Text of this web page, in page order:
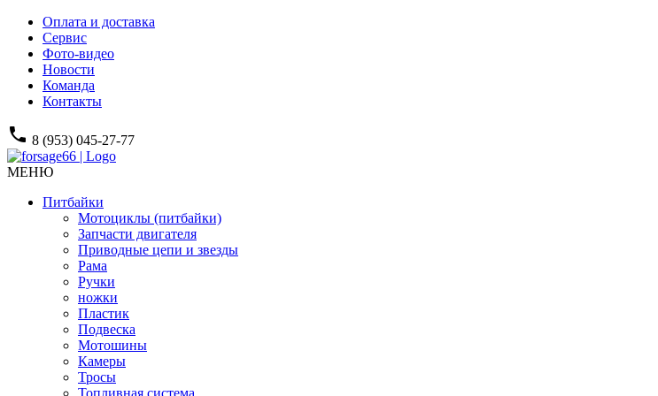
Оплата и доставка
Сервис
Фото-видео
Новости
Команда
Контакты
phone 8 (953) 045-27-77
МЕНЮ
Питбайки
Мотоциклы (питбайки)
Запчасти двигателя
Приводные цепи и звезды
Рама
Ручки
ножки
Пластик
Подвеска
Мотошины
Камеры
Тросы
Топливная система